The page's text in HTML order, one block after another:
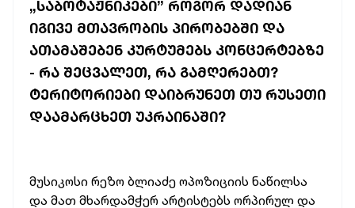
„ᲡᲐᲑᲝᲢᲐᲟᲜᲘᲙᲔᲑᲘ” ᲠᲝᲒᲝᲠ ᲓᲐᲓᲘᲐᲜ
ᲘᲒᲘᲕᲔ ᲛᲗᲐᲕᲠᲝᲑᲘᲡ ᲞᲘᲠᲝᲑᲔᲑᲨᲘ ᲓᲐ
ᲐᲗᲐᲛᲐᲨᲔᲑᲔᲜ ᲙᲣᲠᲢᲣᲛᲔᲑᲡ ᲙᲝᲜᲪᲔᲠᲢᲔᲑᲖᲔ
- ᲠᲐ ᲨᲔᲪᲕᲐᲚᲔᲗ, ᲠᲐ ᲒᲐᲛᲦᲔᲠᲔᲑᲗ?
ᲢᲔᲠᲘᲢᲝᲠᲘᲔᲑᲘ ᲓᲐᲘᲑᲠᲣᲜᲔᲗ ᲗᲣ ᲠᲣᲡᲔᲗᲘ
ᲓᲐᲐᲛᲐᲠᲪᲮᲔᲗ ᲣᲙᲠᲐᲘᲜᲐᲨᲘ?
მუსიკოსი რეზო ბლიაძე ოპოზიციის ნაწილსა
და მათ მხარდამჭერ არტისტებს ორპირულ და